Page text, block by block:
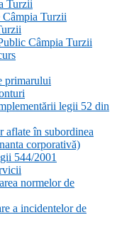
Turzii
Câmpia Turzii
Câmpia Turzii
primarului
legii 52 din
aflate în subordinea
corporativă)
544/2001
normelor de
a incidentelor de